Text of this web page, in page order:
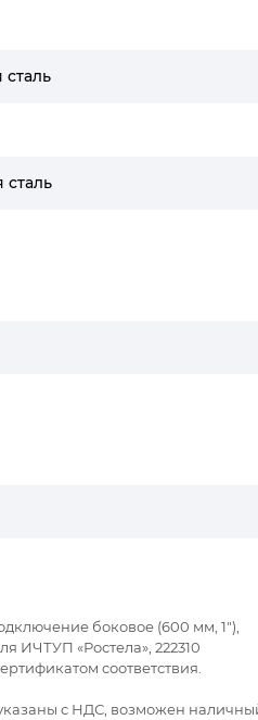
сталь
боковое (600 мм, 1"),
ИЧТУП «Ростела», 222310
соответствия.
с НДС, возможен